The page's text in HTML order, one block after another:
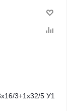
3+1х32/5 У1